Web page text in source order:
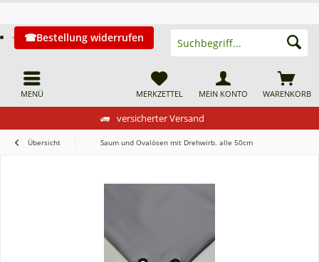
versicherter Versand
MENÜ
Bestellung widerrufen
WARENKORB
MERKZETTEL MEIN KONTO
Übersicht Saum und Ovalösen mit Drehwirb. alle 50cm